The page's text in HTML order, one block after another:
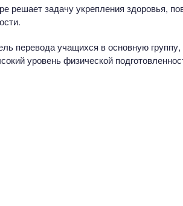
решает задачу укрепления здоровья,
перевода учащихся в основную группу,
уровень физической